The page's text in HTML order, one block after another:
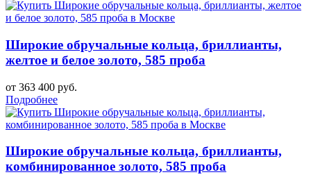
Широкие обручальные кольца, бриллианты,
желтое и белое золото, 585 проба
от 363 400 руб.
Подробнее
Широкие обручальные кольца, бриллианты,
комбинированное золото, 585 проба